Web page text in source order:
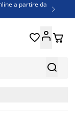
a partire da

al 70%
adatto a te

 